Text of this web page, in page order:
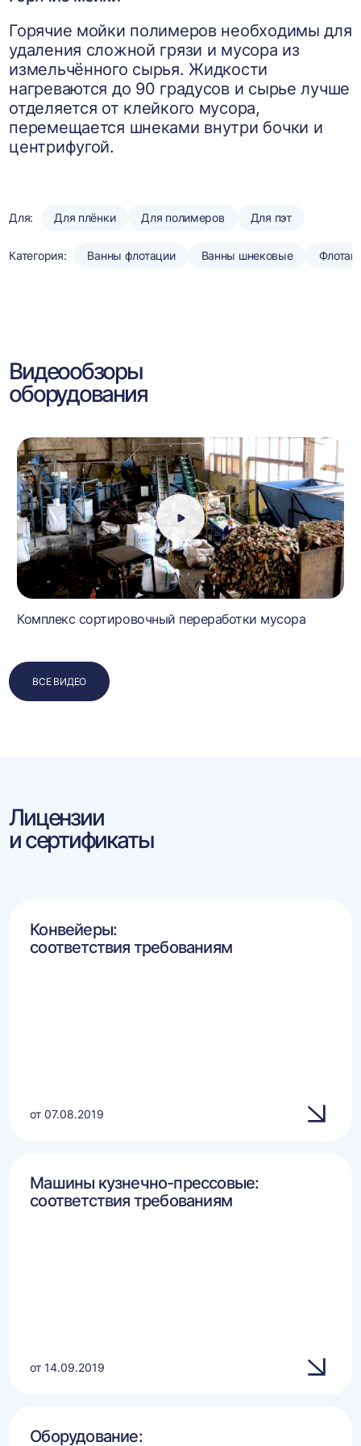
Горячие мойки полимеров необходимы для
удаления сложной грязи и мусора из
измельчённого сырья. Жидкости
нагреваются до 90 градусов и сырье лучше
отделяется от клейкого мусора,
перемещается шнеками внутри бочки и
центрифугой.
Для: Для плёнки Для полимеров Для пэт
Категория: Ванны флотации Ванны шнековые
Видеообзоры
оборудования
Комплекс сортировочный переработки мусора
ВСЕ ВИДЕО
Лицензии
и сертификаты
Конвейеры:
соответствия требованиям
от 07.08.2019
Машины кузнечно-прессовые:
соответствия требованиям
от 14.09.2019
Оборудование: